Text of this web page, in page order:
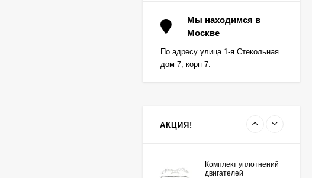
Мы находимся в
Москве
По адресу улица 1-я Стекольная
дом 7, корп 7.
АКЦИЯ!
(1шт - 1 половинка) для
двигателей
K15,K21,K25
Цена по
Комплект уплотнений
двигателей